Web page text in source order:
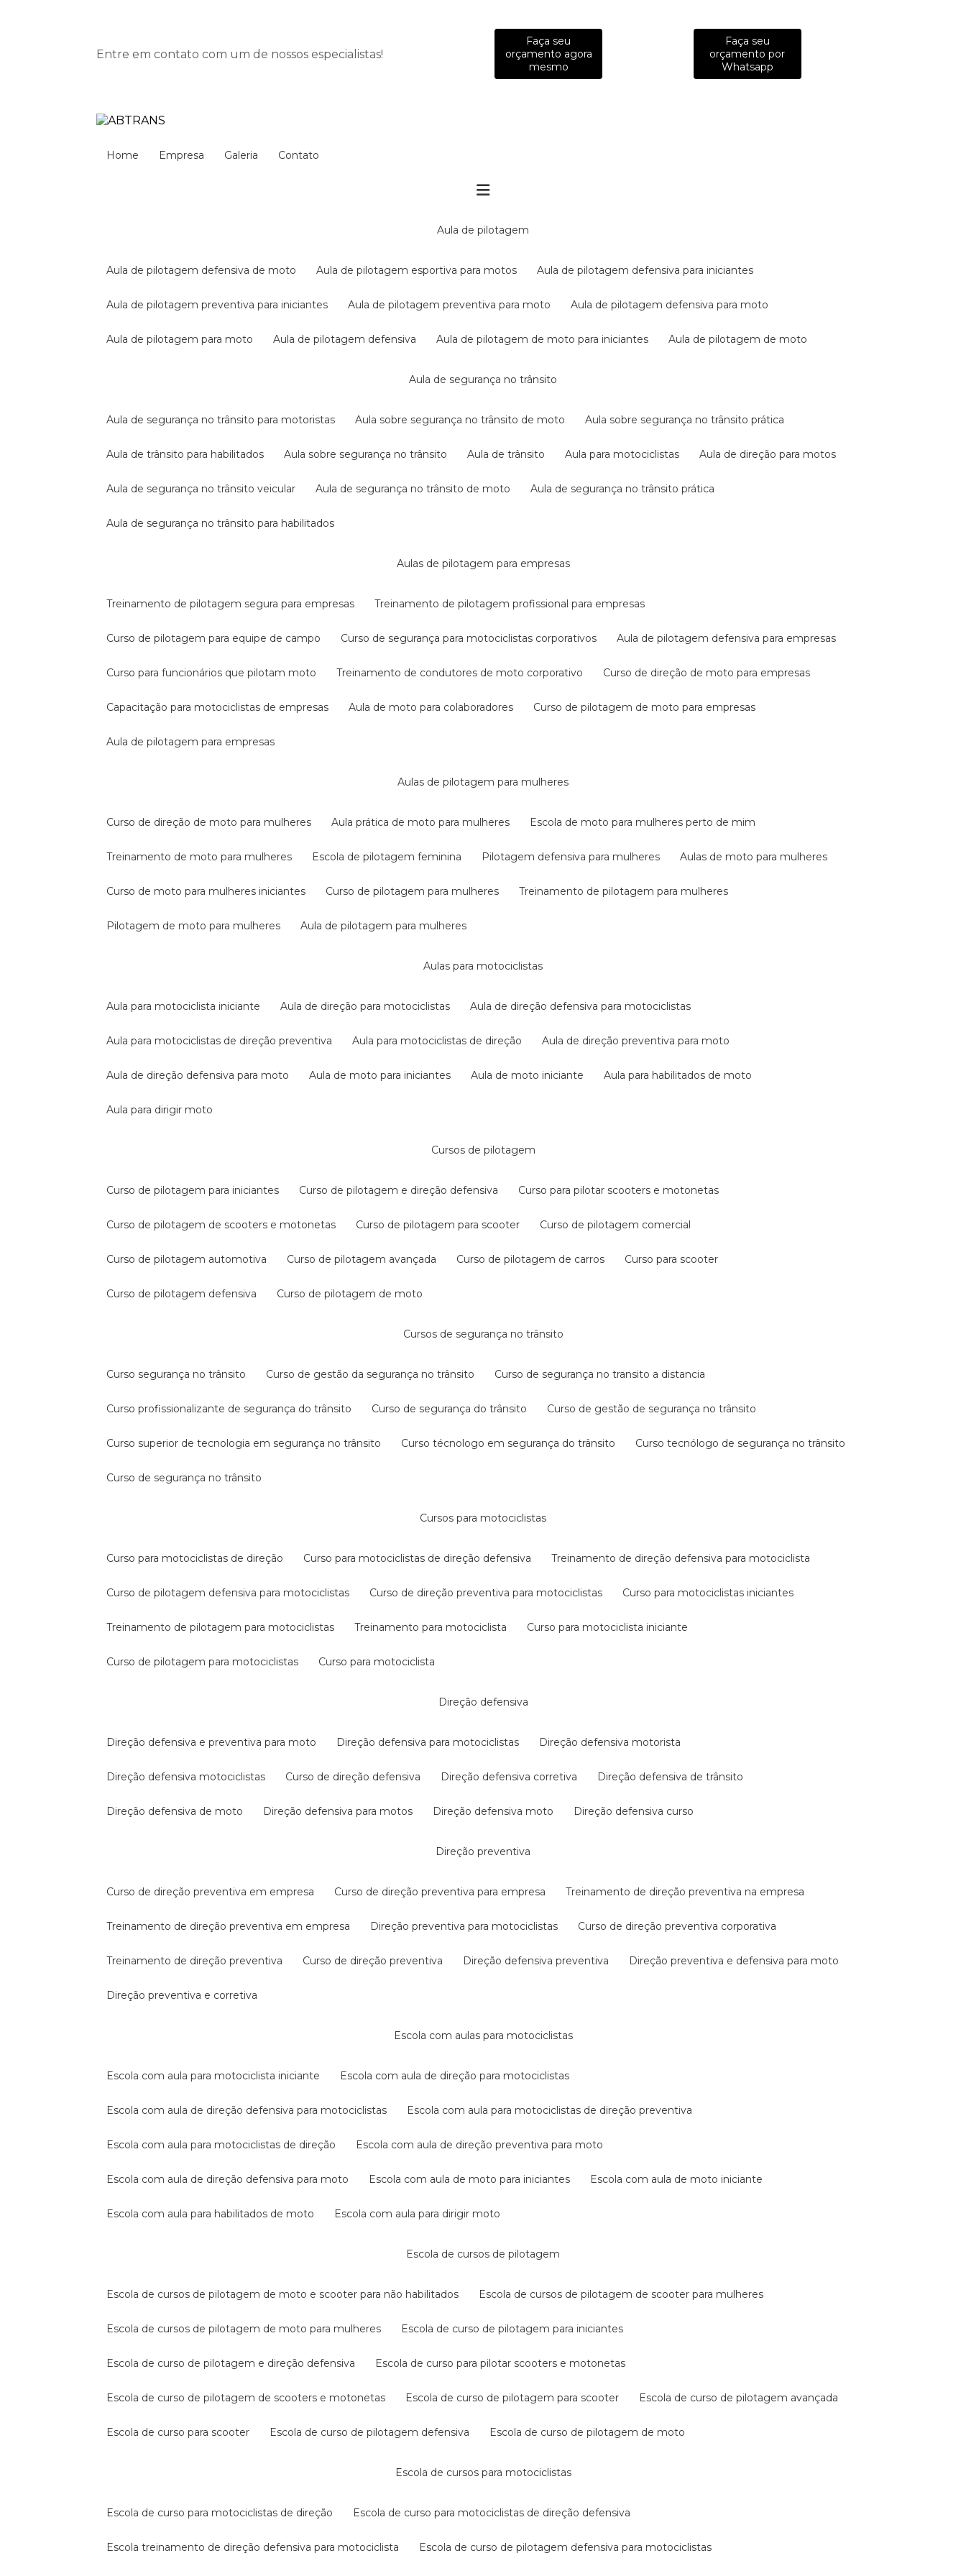
Entre em contato com um de nossos especialistas!
Faça seu
orçamento agora
mesmo
Faça seu
orçamento por
Whatsapp
Home Empresa Galeria Contato
aula de pilotagem
aula de pilotagem defensiva de moto aula de pilotagem esportiva para motos aula de pilotagem defensiva para iniciantes
aula de pilotagem preventiva para iniciantes aula de pilotagem preventiva para moto aula de pilotagem defensiva para moto
aula de pilotagem para moto aula de pilotagem defensiva aula de pilotagem de moto para iniciantes aula de pilotagem de moto
aula de segurança no trânsito
aula de segurança no trânsito para motoristas aula sobre segurança no trânsito de moto aula sobre segurança no trânsito prática
aula de trânsito para habilitados aula sobre segurança no trânsito aula de trânsito aula para motociclistas aula de direção para motos
aula de segurança no trânsito veicular aula de segurança no trânsito de moto aula de segurança no trânsito prática
aula de segurança no trânsito para habilitados
aulas de pilotagem para empresas
treinamento de pilotagem segura para empresas treinamento de pilotagem profissional para empresas
curso de pilotagem para equipe de campo curso de segurança para motociclistas corporativos aula de pilotagem defensiva para empresas
curso para funcionários que pilotam moto treinamento de condutores de moto corporativo curso de direção de moto para empresas
capacitação para motociclistas de empresas aula de moto para colaboradores curso de pilotagem de moto para empresas
aula de pilotagem para empresas
aulas de pilotagem para mulheres
curso de direção de moto para mulheres aula prática de moto para mulheres escola de moto para mulheres perto de mim
treinamento de moto para mulheres escola de pilotagem feminina pilotagem defensiva para mulheres aulas de moto para mulheres
curso de moto para mulheres iniciantes curso de pilotagem para mulheres treinamento de pilotagem para mulheres
pilotagem de moto para mulheres aula de pilotagem para mulheres
aulas para motociclistas
aula para motociclista iniciante aula de direção para motociclistas aula de direção defensiva para motociclistas
aula para motociclistas de direção preventiva aula para motociclistas de direção aula de direção preventiva para moto
aula de direção defensiva para moto aula de moto para iniciantes aula de moto iniciante aula para habilitados de moto
aula para dirigir moto
cursos de pilotagem
curso de pilotagem para iniciantes curso de pilotagem e direção defensiva curso para pilotar scooters e motonetas
curso de pilotagem de scooters e motonetas curso de pilotagem para scooter curso de pilotagem comercial
curso de pilotagem automotiva curso de pilotagem avançada curso de pilotagem de carros curso para scooter
curso de pilotagem defensiva curso de pilotagem de moto
cursos de segurança no trânsito
curso segurança no trânsito curso de gestão da segurança no trânsito curso de segurança no transito a distancia
curso profissionalizante de segurança do trânsito curso de segurança do trânsito curso de gestão de segurança no trânsito
curso superior de tecnologia em segurança no trânsito curso técnologo em segurança do trânsito curso tecnólogo de segurança no trânsito
curso de segurança no trânsito
cursos para motociclistas
curso para motociclistas de direção curso para motociclistas de direção defensiva treinamento de direção defensiva para motociclista
curso de pilotagem defensiva para motociclistas curso de direção preventiva para motociclistas curso para motociclistas iniciantes
treinamento de pilotagem para motociclistas treinamento para motociclista curso para motociclista iniciante
curso de pilotagem para motociclistas curso para motociclista
direção defensiva
direção defensiva e preventiva para moto direção defensiva para motociclistas direção defensiva motorista
direção defensiva motociclistas curso de direção defensiva direção defensiva corretiva direção defensiva de trânsito
direção defensiva de moto direção defensiva para motos direção defensiva moto direção defensiva curso
direção preventiva
curso de direção preventiva em empresa curso de direção preventiva para empresa treinamento de direção preventiva na empresa
treinamento de direção preventiva em empresa direção preventiva para motociclistas curso de direção preventiva corporativa
treinamento de direção preventiva curso de direção preventiva direção defensiva preventiva direção preventiva e defensiva para moto
direção preventiva e corretiva
escola com aulas para motociclistas
escola com aula para motociclista iniciante escola com aula de direção para motociclistas
escola com aula de direção defensiva para motociclistas escola com aula para motociclistas de direção preventiva
escola com aula para motociclistas de direção escola com aula de direção preventiva para moto
escola com aula de direção defensiva para moto escola com aula de moto para iniciantes escola com aula de moto iniciante
escola com aula para habilitados de moto escola com aula para dirigir moto
escola de cursos de pilotagem
escola de cursos de pilotagem de moto e scooter para não habilitados escola de cursos de pilotagem de scooter para mulheres
escola de cursos de pilotagem de moto para mulheres escola de curso de pilotagem para iniciantes
escola de curso de pilotagem e direção defensiva escola de curso para pilotar scooters e motonetas
escola de curso de pilotagem de scooters e motonetas escola de curso de pilotagem para scooter escola de curso de pilotagem avançada
escola de curso para scooter escola de curso de pilotagem defensiva escola de curso de pilotagem de moto
escola de cursos para motociclistas
escola de curso para motociclistas de direção escola de curso para motociclistas de direção defensiva
escola treinamento de direção defensiva para motociclista escola de curso de pilotagem defensiva para motociclistas